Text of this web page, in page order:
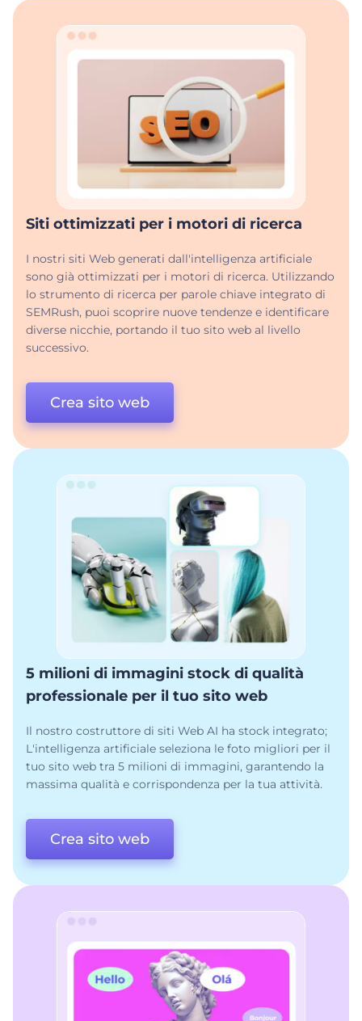
Siti ottimizzati per i motori di ricerca
I nostri siti Web generati dall'intelligenza artificiale
sono già ottimizzati per i motori di ricerca. Utilizzando
lo strumento di ricerca per parole chiave integrato di
SEMRush, puoi scoprire nuove tendenze e identificare
diverse nicchie, portando il tuo sito web al livello
successivo.
Crea sito web
5 milioni di immagini stock di qualità
professionale per il tuo sito web
Il nostro costruttore di siti Web AI ha stock integrato;
L'intelligenza artificiale seleziona le foto migliori per il
tuo sito web tra 5 milioni di immagini, garantendo la
massima qualità e corrispondenza per la tua attività.
Crea sito web